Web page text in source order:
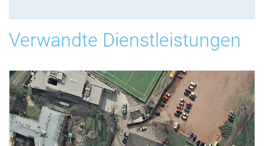
Verwandte Dienstleistungen